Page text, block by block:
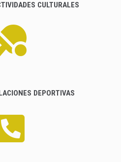
CULTURALES
DEPORTIVAS